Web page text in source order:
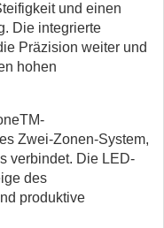
und einen
Die integrierte
Präzision weiter und
hohen
Zwei-Zonen-System,
verbindet. Die LED-
des
produktive